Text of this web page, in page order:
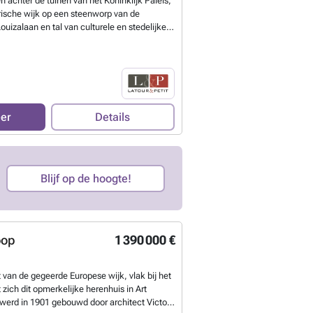
wijk op een steenworp van de
en tal van culturele en stedelijke
van 45,9 m² bruto op de begane grond van
'GEM'. Gelegen in het
toch beschermd tegen de drukte, biedt
en strakke architectuur met een
(maximale isolatie,
groendaken, regenwaterrecuperatie,
fietsruimte. Verkoop
van 12,5%. Ontdek het bij L&P
Details
Blijf op de hoogte!
1 390 000 €
de gegeerde Europese wijk, vlak bij het
dit opmerkelijke herenhuis in Art
in 1901 gebouwd door architect Victor